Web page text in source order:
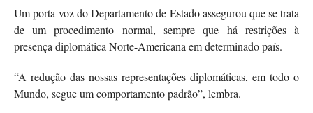
Um porta-voz do Departamento de Estado assegurou que se trata
de um procedimento normal, sempre que há restrições à
presença diplomática Norte-Americana em determinado país.
“A redução das nossas representações diplomáticas, em todo o
Mundo, segue um comportamento padrão”, lembra.